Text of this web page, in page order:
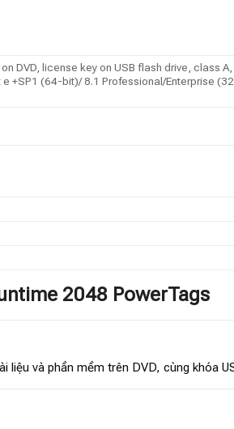
DVD, license key on USB flash drive, class
+SP1 (64-bit)/ 8.1 Professional/Enterprise
2048 PowerTags
và phần mềm trên DVD, cùng khóa